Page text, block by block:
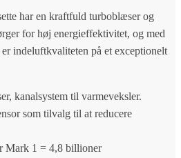
har en kraftfuld turboblæser og
for høj energieffektivitet, og med
indeluftkvaliteten på et exceptionelt
kanalsystem til varmeveksler.
som tilvalg til at reducere
Mark 1 = 4,8 billioner